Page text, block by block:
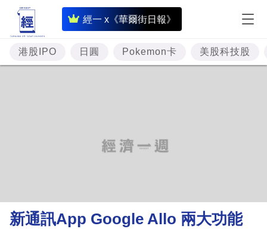
經一 x《華爾街日報》
即
時
財
經
理
財
港股IPO 日圓 Pokemon卡 美股科技股
新通訊App Google Allo 兩大功能